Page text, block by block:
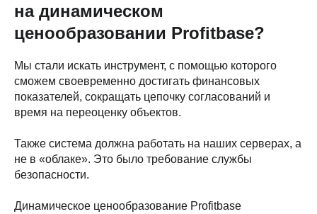
на динамическом
ценообразовании Profitbase?
Мы стали искать инструмент, с помощью которого
сможем своевременно достигать финансовых
показателей, сокращать цепочку согласований и
время на переоценку объектов.
Также система должна работать на наших серверах, а
не в «облаке». Это было требование службы
безопасности.
Динамическое ценообразование Profitbase